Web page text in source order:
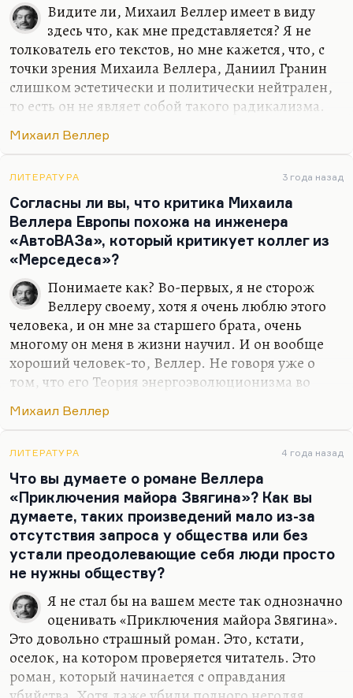
Видите ли, Михаил Веллер имеет в виду
здесь что, как мне представляется? Я не
толкователь его текстов, но мне кажется, что, с
точки зрения Михаила Веллера, Даниил Гранин
слишком эстетически и политически нейтрален,
то есть он не являет собой такого радикализма.
он и оказался таким долгожителем, дай бог ему
как и герой его повести «Эта странная жизнь»,
удивительно расчётлив (расчётлив — в хорошем
смысле), он действительно держит очень точно
нейтральную линию. Но, может быть, в том,
чтобы держаться здравого смысла, есть
определённый героизм в стране таких
крайностей, как наша. Поэтому ничего особенно
плохого…
Михаил Веллер
ЛИТЕРАТУРА 3 года назад
Согласны ли вы, что критика Михаила
Веллера Европы похожа на инженера
«АвтоВАЗа», который критикует коллег из
«Мерседеса»?
Понимаете как? Во-первых, я не сторож
Веллеру своему, хотя я очень люблю этого
человека, и он мне за старшего брата, очень
многому он меня в жизни научил. И он вообще
хороший человек-то, Веллер. Не говоря уже о
том, что его Теория энергоэволюционизма во
что человеку нужны не цели, а ощущения и
очень российской — так же, как и мысль Толстого
о ничтожной роли личности в истории. Это очень
русская, очень российская идея, потому что во
всём мире человеку нужны не ощущения, мне
кажется, а всё-таки «сознание пользы», как это
называл Самойлов, сознание ненапрасности
жизни — ну, самоидентификация по пирамиде
Маслоу,…
Михаил Веллер
ЛИТЕРАТУРА 4 года назад
Что вы думаете о романе Веллера
«Приключения майора Звягина»? Как вы
думаете, таких произведений мало из-за
отсутствия запроса у общества или без
устали преодолевающие себя люди просто
не нужны обществу?
Я не стал бы на вашем месте так однозначно
оценивать «Приключения майора Звягина».
Это довольно страшный роман. Это, кстати,
оселок, на котором проверяется читатель. Это
роман, который начинается с оправдания